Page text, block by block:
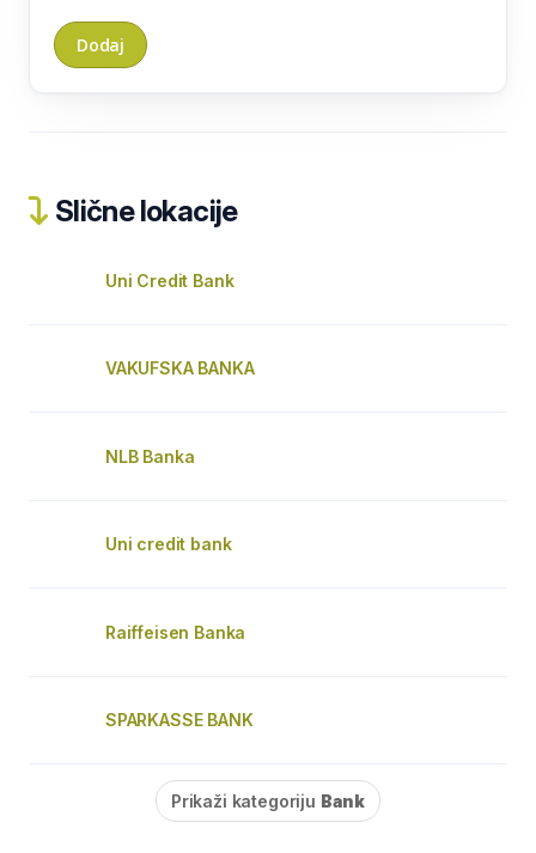
Slične lokacije
Uni Credit Bank
VAKUFSKA BANKA
NLB Banka
Uni credit bank
Raiffeisen Banka
SPARKASSE BANK
Prikaži kategoriju Bank